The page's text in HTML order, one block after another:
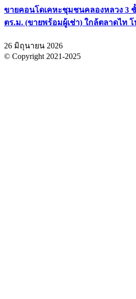
ขายคอนโดเคหะชุมชนคลองหลวง 3
ตร.ม. (ขายพร้อมผู้เช่า) ใกล้ตลาดไท โ
26 มิถุนายน 2026
© Copyright 2021-2025